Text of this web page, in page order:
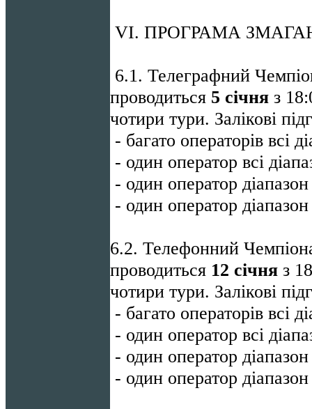
VI. ПРОГРАМА
6.1. Телеграфний
проводиться 5 січня з
чотири тури. Залікові
- багато операторів всі
- один оператор всі
- один оператор
- один оператор
6.2. Телефонний
проводиться 12 січня з
чотири тури. Залікові
- багато операторів всі
- один оператор всі
- один оператор
- один оператор